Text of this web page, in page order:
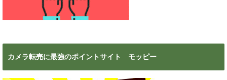
カメラ転売に最強のポイントサイト モッピー